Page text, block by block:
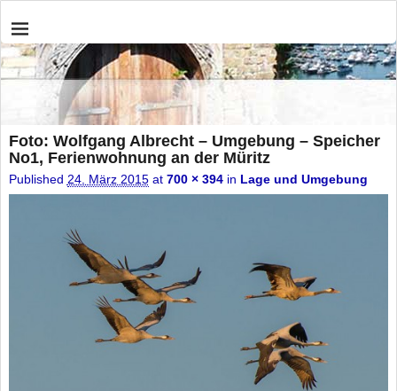
Foto: Wolfgang Albrecht – Umgebung – Speicher
No1, Ferienwohnung an der Müritz
Published 24. März 2015at 700 × 394in Lage und Umgebung